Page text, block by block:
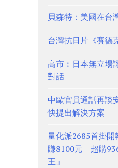
貝森特：美國在台
台灣抗日片《賽德
高市︰日本無立場
對話
中歐官員通話再談
快提出解決方案
量化派2685首掛
賺8100元 超購
王」